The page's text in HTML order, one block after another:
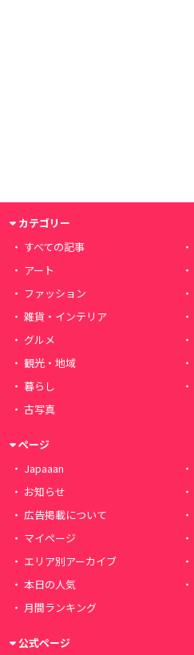
カテゴリー
すべての記事
アート
ファッション
雑貨・インテリア
グルメ
観光・地域
暮らし
古写真
ページ
Japaaan
お知らせ
広告掲載について
マイページ
エリア別アーカイブ
本日の人気
月間ランキング
公式ページ